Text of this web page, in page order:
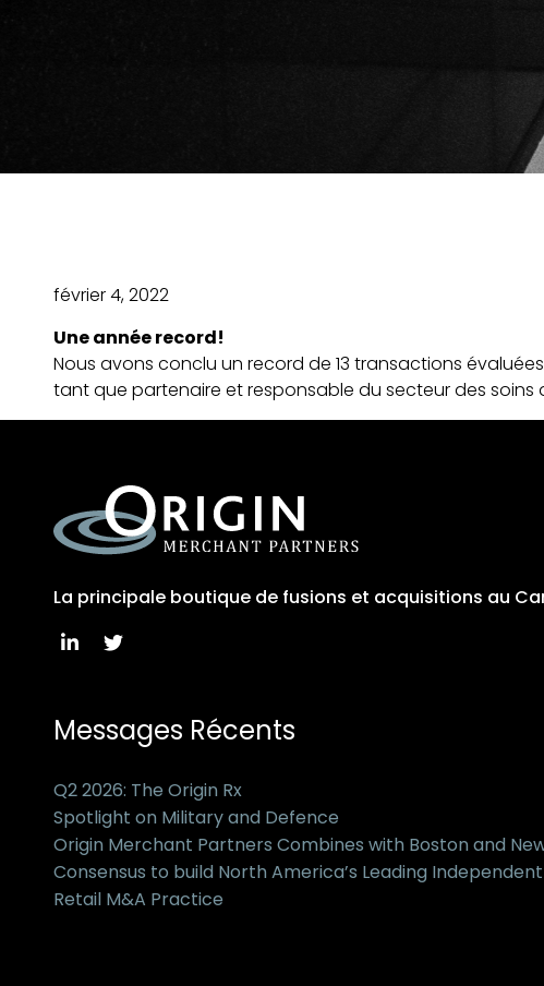
février 4, 2022
Une année record!
Nous avons conclu un record de 13 transactions
tant que partenaire et responsable du secteur des soins
La principale boutique de fusions et acquisitions au
Messages Récents
Q2 2026: The Origin Rx
Spotlight on Military and Defence
Origin Merchant Partners Combines with Boston and
Consensus to build North America’s Leading
Retail M&A Practice